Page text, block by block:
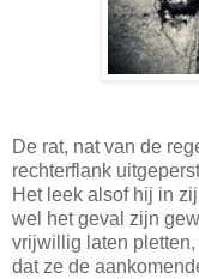
De rat, nat van de
rechterflank
Het leek alsof hij in
wel het geval zijn
vrijwillig laten
dat ze de